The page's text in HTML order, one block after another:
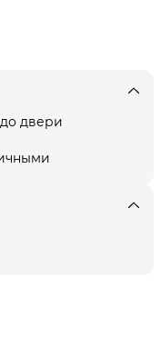
двери